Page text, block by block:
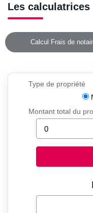
Les calculatrices
Calcul Frais de